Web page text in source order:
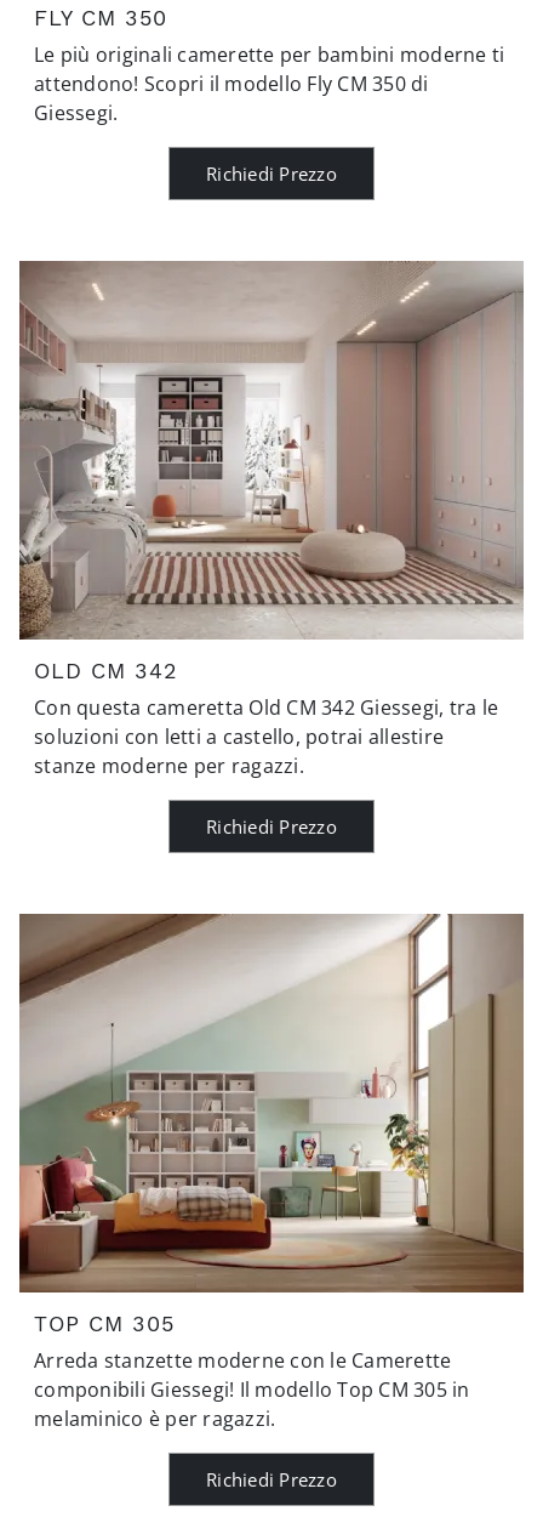
FLY CM 350
Le più originali camerette per bambini moderne ti
attendono! Scopri il modello Fly CM 350 di
Giessegi.
Richiedi Prezzo
OLD CM 342
Con questa cameretta Old CM 342 Giessegi, tra le
soluzioni con letti a castello, potrai allestire
stanze moderne per ragazzi.
Richiedi Prezzo
TOP CM 305
Arreda stanzette moderne con le Camerette
componibili Giessegi! Il modello Top CM 305 in
melaminico è per ragazzi.
Richiedi Prezzo